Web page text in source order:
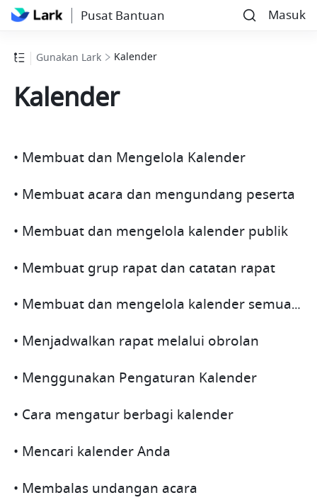
Pusat Bantuan Masuk
Gunakan Lark Kalender
Kalender
• Membuat dan Mengelola Kalender
• Membuat acara dan mengundang peserta
• Membuat dan mengelola kalender publik
• Membuat grup rapat dan catatan rapat
• Membuat dan mengelola kalender semua staf
• Menjadwalkan rapat melalui obrolan
• Menggunakan Pengaturan Kalender
• Cara mengatur berbagi kalender
• Mencari kalender Anda
• Membalas undangan acara